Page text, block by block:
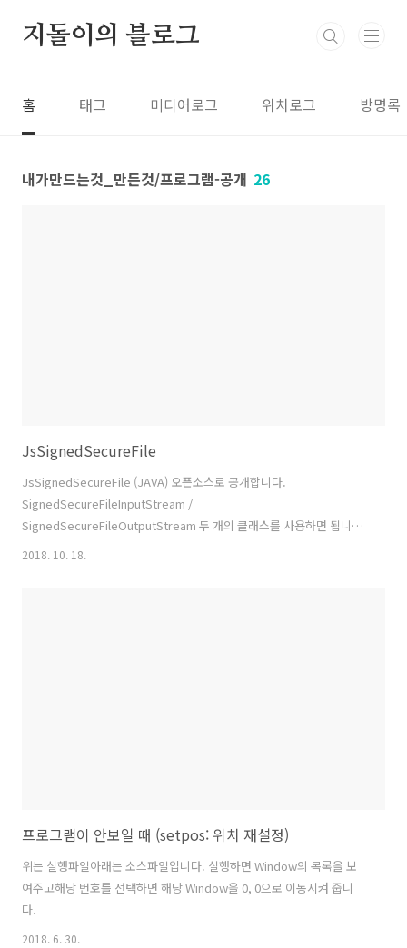
지돌이의 블로그
홈 태그 미디어로그 위치로그 방명록
내가만드는것_만든것/프로그램-공개 26
JsSignedSecureFile
JsSignedSecureFile (JAVA) 오픈소스로 공개합니다.
SignedSecureFileInputStream /
SignedSecureFileOutputStream 두 개의 클래스를 사용하면 됩니다.
(InputStream / OutputStream을 상속받아 구현하였습니다.) 개인키
2018. 10. 18.
프로그램이 안보일 때 (setpos: 위치 재설정)
위는 실행파일아래는 소스파일입니다. 실행하면 Window의 목록을 보
여주고해당 번호를 선택하면 해당 Window을 0, 0으로 이동시켜 줍니
다.
2018. 6. 30.